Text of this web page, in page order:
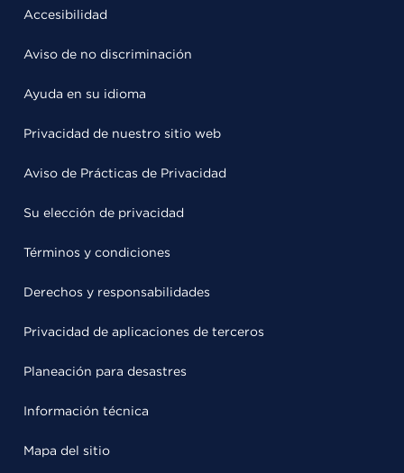
Accesibilidad
Aviso de no discriminación
Ayuda en su idioma
Privacidad de nuestro sitio web
Aviso de Prácticas de Privacidad
Su elección de privacidad
Términos y condiciones
Derechos y responsabilidades
Privacidad de aplicaciones de terceros
Planeación para desastres
Información técnica
Mapa del sitio